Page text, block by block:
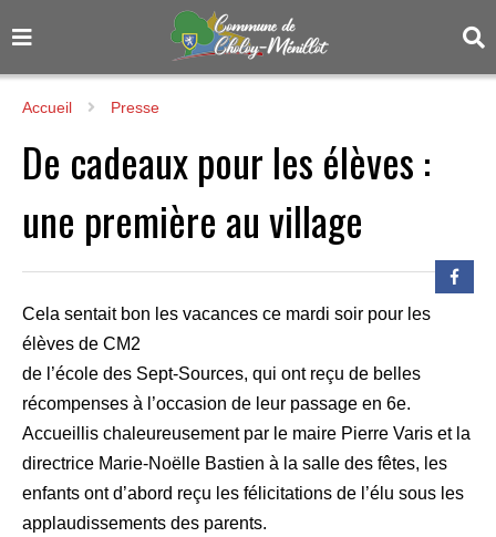
Accueil Presse
De cadeaux pour les élèves :
une première au village
Cela sentait bon les vacances ce mardi soir pour les
élèves de CM2
de l’école des Sept-Sources, qui ont reçu de belles
récompenses à l’occasion de leur passage en 6e.
Accueillis chaleureusement par le maire Pierre Varis et la
directrice Marie-Noëlle Bastien à la salle des fêtes, les
enfants ont d’abord reçu les félicitations de l’élu sous les
applaudissements des parents.